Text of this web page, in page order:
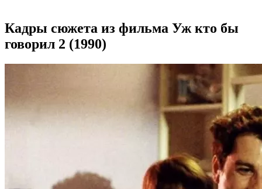
Кадры сюжета из фильма Уж кто бы
говорил 2 (1990)